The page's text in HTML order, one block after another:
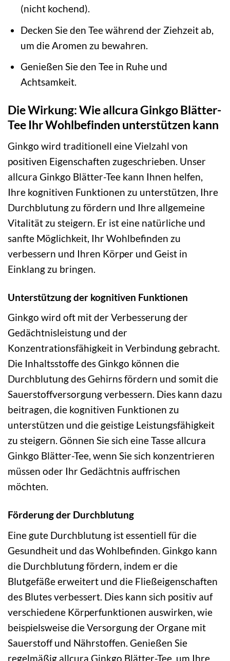
(nicht kochend).
Decken Sie den Tee während der Ziehzeit ab,
um die Aromen zu bewahren.
Genießen Sie den Tee in Ruhe und
Achtsamkeit.
Die Wirkung: Wie allcura Ginkgo Blätter-
Tee Ihr Wohlbefinden unterstützen kann
Ginkgo wird traditionell eine Vielzahl von
positiven Eigenschaften zugeschrieben. Unser
allcura Ginkgo Blätter-Tee kann Ihnen helfen,
Ihre kognitiven Funktionen zu unterstützen, Ihre
Durchblutung zu fördern und Ihre allgemeine
Vitalität zu steigern. Er ist eine natürliche und
sanfte Möglichkeit, Ihr Wohlbefinden zu
verbessern und Ihren Körper und Geist in
Einklang zu bringen.
Unterstützung der kognitiven Funktionen
Ginkgo wird oft mit der Verbesserung der
Gedächtnisleistung und der
Konzentrationsfähigkeit in Verbindung gebracht.
Die Inhaltsstoffe des Ginkgo können die
Durchblutung des Gehirns fördern und somit die
Sauerstoffversorgung verbessern. Dies kann dazu
beitragen, die kognitiven Funktionen zu
unterstützen und die geistige Leistungsfähigkeit
zu steigern. Gönnen Sie sich eine Tasse allcura
Ginkgo Blätter-Tee, wenn Sie sich konzentrieren
müssen oder Ihr Gedächtnis auffrischen
möchten.
Förderung der Durchblutung
Eine gute Durchblutung ist essentiell für die
Gesundheit und das Wohlbefinden. Ginkgo kann
die Durchblutung fördern, indem er die
Blutgefäße erweitert und die Fließeigenschaften
des Blutes verbessert. Dies kann sich positiv auf
verschiedene Körperfunktionen auswirken, wie
beispielsweise die Versorgung der Organe mit
Sauerstoff und Nährstoffen. Genießen Sie
regelmäßig allcura Ginkgo Blätter-Tee, um Ihre